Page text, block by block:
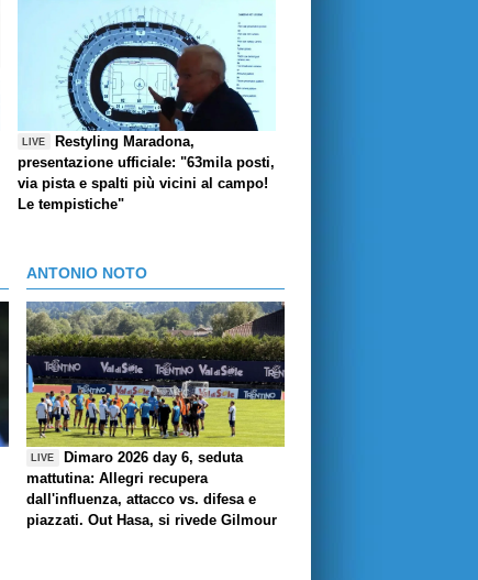
LIVE
Restyling Maradona,
presentazione ufficiale: "63mila posti,
via pista e spalti più vicini al campo!
Le tempistiche"
ANTONIO NOTO
LIVE
Dimaro 2026 day 6, seduta
mattutina: Allegri recupera
dall'influenza, attacco vs. difesa e
piazzati. Out Hasa, si rivede Gilmour